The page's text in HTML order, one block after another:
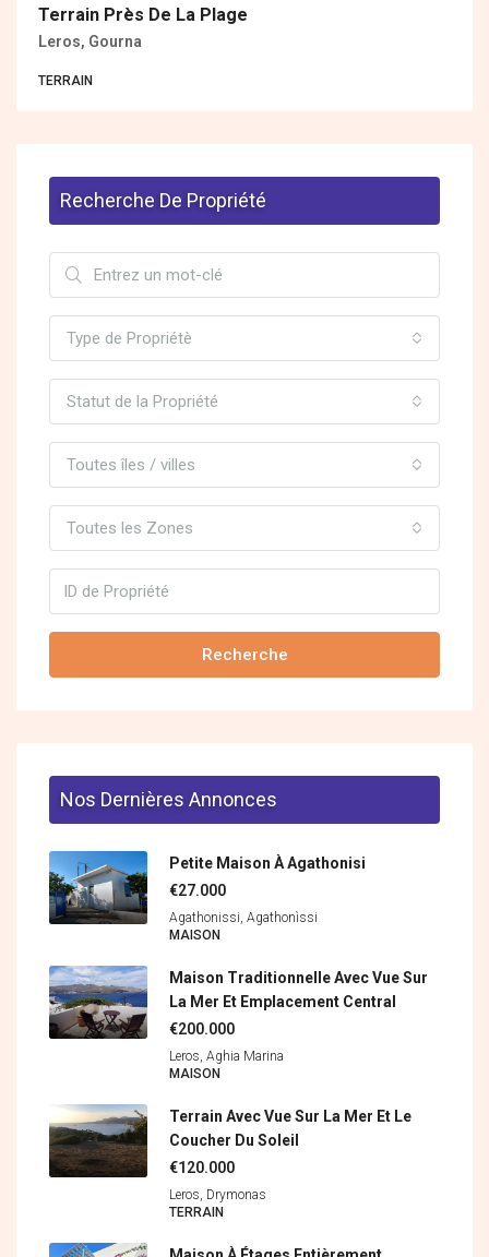
Terrain Près De La Plage
Leros, Gourna
ΤERRAIN
Recherche De Propriété
Type de Propriétè
Statut de la Propriété
Toutes îles / villes
Toutes les Zones
Recherche
Nos Dernières Annonces
Petite Maison À Agathonisi
€27.000
Agathonissi, Agathonìssi
MAISON
Maison Traditionnelle Avec Vue Sur
La Mer Et Emplacement Central
€200.000
Leros, Aghia Marina
MAISON
Terrain Avec Vue Sur La Mer Et Le
Coucher Du Soleil
€120.000
Leros, Drymonas
ΤERRAIN